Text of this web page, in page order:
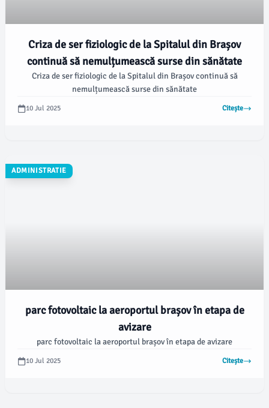
Criza de ser fiziologic de la Spitalul din Brașov
continuă să nemulțumească surse din sănătate
Criza de ser fiziologic de la Spitalul din Brașov continuă să
nemulțumească surse din sănătate
10 Jul 2025 Citește
ADMINISTRATIE
parc fotovoltaic la aeroportul brașov în etapa de
avizare
parc fotovoltaic la aeroportul brașov în etapa de avizare
10 Jul 2025 Citește